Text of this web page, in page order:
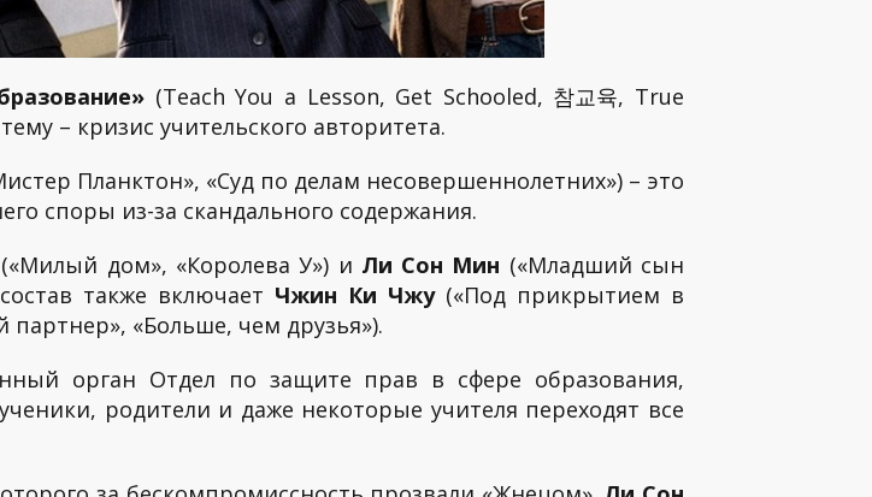
(Teach You a Lesson, Get Schooled, 참교육, True
– кризис учительского авторитета.
Планктон», «Суд по делам несовершеннолетних») – это
споры из-за скандального содержания.
(«Милый дом», «Королева У») и Ли Сон Мин («Младший сын
также включает Чжин Ки Чжу(«Под прикрытием в
партнер», «Больше, чем друзья»).
орган Отдел по защите прав в сфере образования,
родители и даже некоторые учителя переходят все